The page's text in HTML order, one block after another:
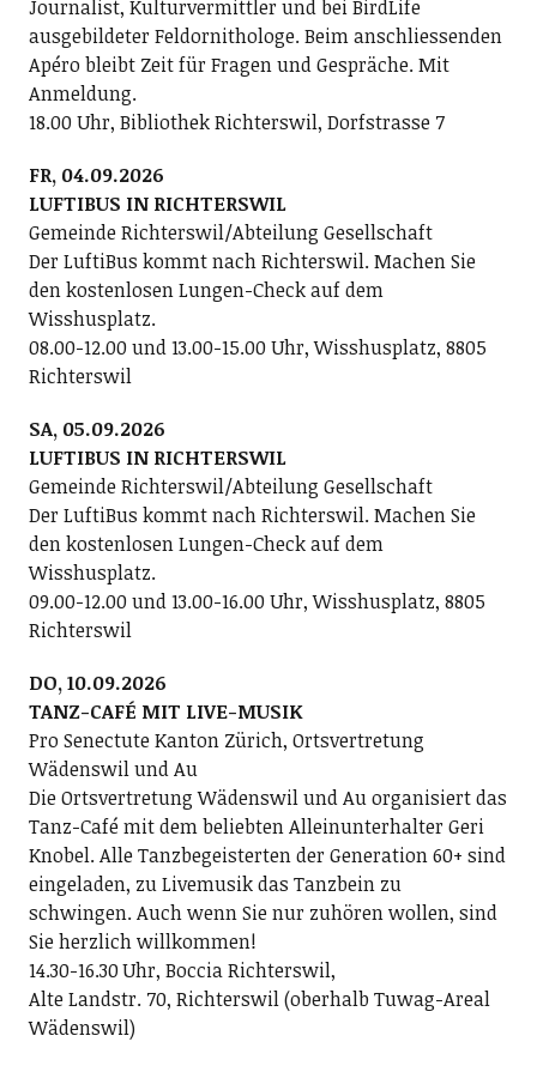
Journalist, Kulturvermittler und bei BirdLife
ausgebildeter Feldornithologe. Beim anschliessenden
Apéro bleibt Zeit für Fragen und Gespräche. Mit
Anmeldung.
18.00 Uhr, Bibliothek Richterswil, Dorfstrasse 7
FR, 04.09.2026
LUFTIBUS IN RICHTERSWIL
Gemeinde Richterswil/Abteilung Gesellschaft
Der LuftiBus kommt nach Richterswil. Machen Sie
den kostenlosen Lungen-Check auf dem
Wisshusplatz.
08.00-12.00 und 13.00-15.00 Uhr, Wisshusplatz, 8805
Richterswil
SA, 05.09.2026
LUFTIBUS IN RICHTERSWIL
Gemeinde Richterswil/Abteilung Gesellschaft
Der LuftiBus kommt nach Richterswil. Machen Sie
den kostenlosen Lungen-Check auf dem
Wisshusplatz.
09.00-12.00 und 13.00-16.00 Uhr, Wisshusplatz, 8805
Richterswil
DO, 10.09.2026
TANZ-CAFÉ MIT LIVE-MUSIK
Pro Senectute Kanton Zürich, Ortsvertretung
Wädenswil und Au
Die Ortsvertretung Wädenswil und Au organisiert das
Tanz-Café mit dem beliebten Alleinunterhalter Geri
Knobel. Alle Tanzbegeisterten der Generation 60+ sind
eingeladen, zu Livemusik das Tanzbein zu
schwingen. Auch wenn Sie nur zuhören wollen, sind
Sie herzlich willkommen!
14.30-16.30 Uhr, Boccia Richterswil,
Alte Landstr. 70, Richterswil (oberhalb Tuwag-Areal
Wädenswil)